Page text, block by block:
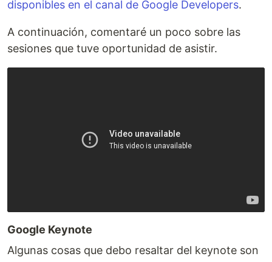
disponibles en el canal de Google Developers.
A continuación, comentaré un poco sobre las
sesiones que tuve oportunidad de asistir.
Google Keynote
Algunas cosas que debo resaltar del keynote son